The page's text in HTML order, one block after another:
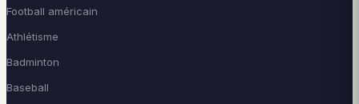
Football américain
Athlétisme
Badminton
Baseball